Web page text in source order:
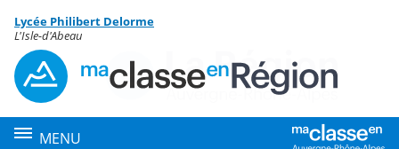
Menu de la rubrique
Contenu
Lycée Philibert Delorme
L'Isle-d'Abeau
MENU